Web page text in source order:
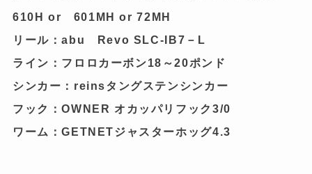
610H or 601MH or 72MH
リール：abu Revo SLC-IB7－L
ライン：フロロカーボン18～20ポンド
シンカー：reinsタングステンシンカー
フック：OWNER オカッパリフック3/0
ワーム：GETNETジャスターホッグ4.3